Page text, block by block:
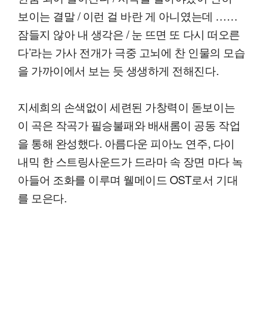
보이는 결말 / 이런 걸 바란 게 아니였는데 ……
잠들지 않아 내 생각은 / 눈 뜨면 또 다시 떠오른
다’라는 가사 전개가 극중 고뇌에 찬 인물의 모습
을 가까이에서 보는 듯 생생하게 전해진다.
지세희의 손색없이 세련된 가창력이 돋보이는
이 곡은 작곡가 필승불패와 배새롬이 공동 작업
을 통해 완성했다. 아름다운 피아노 연주, 다이
내믹 한 스트링사운드가 드라마 속 장면 마다 녹
아들어 조화를 이루며 웰메이드 OST로서 기대
를 모은다.